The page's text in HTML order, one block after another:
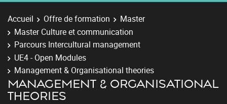
Accueil Offre de formation
Master
Master Culture et communication
Parcours Intercultural management
UE4 - Open Modules
Management & Organisational theories
MANAGEMENT & ORGANISATIONAL
THEORIES